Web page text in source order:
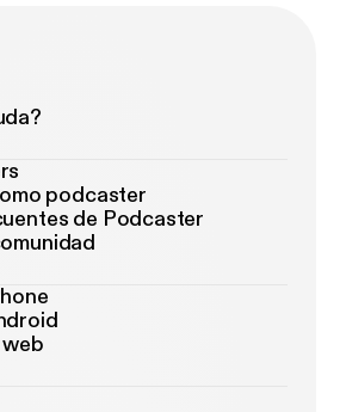
podcaster
de Podcaster